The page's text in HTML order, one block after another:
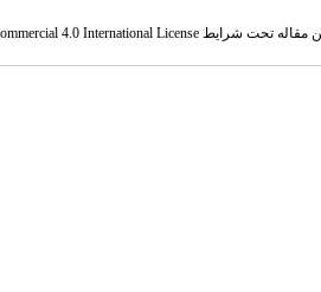
مقاله تحت شرایط 4.0 International License